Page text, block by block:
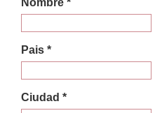
Nombre *
Pais *
Ciudad *